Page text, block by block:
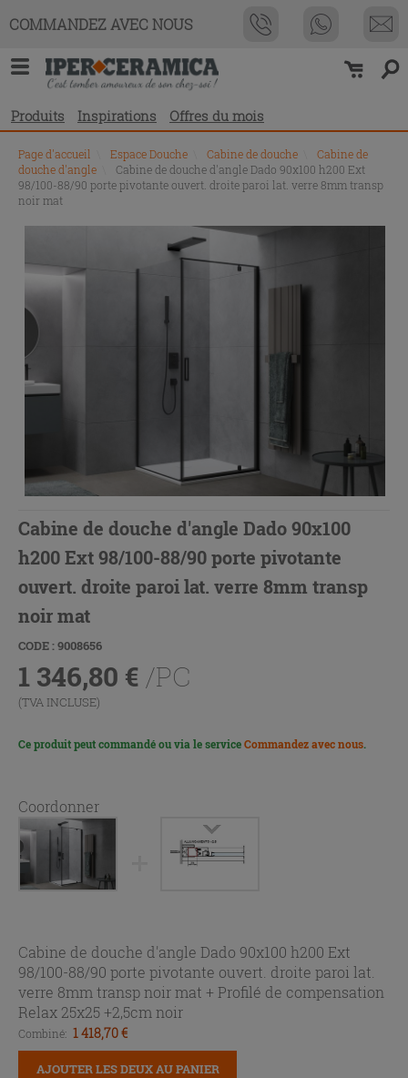
COMMANDEZ AVEC NOUS
Produits Inspirations Offres du mois
Page d'accueil Espace Douche Cabine de douche
Cabine de
douche d'angle
Cabine de douche d'angle Dado 90x100 h200 Ext
98/100-88/90 porte pivotante ouvert. droite paroi lat. verre 8mm transp
noir mat
Cabine de douche d'angle Dado 90x100
h200 Ext 98/100-88/90 porte pivotante
ouvert. droite paroi lat. verre 8mm transp
noir mat
CODE : 9008656
1 346,80 € /PC
(TVA INCLUSE)
Ce produit peut commandé ou via le serviceCommandez avec nous.
Coordonner
Cabine de douche d'angle Dado 90x100 h200 Ext
98/100-88/90 porte pivotante ouvert. droite paroi lat.
verre 8mm transp noir mat + Profilé de compensation
Relax 25x25 +2,5cm noir
Combiné: 1 418,70 €
AJOUTER LES DEUX AU PANIER